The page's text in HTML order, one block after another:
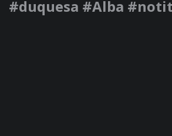
#duquesa #Alba